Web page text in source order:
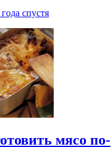
года спустя
мясо по-